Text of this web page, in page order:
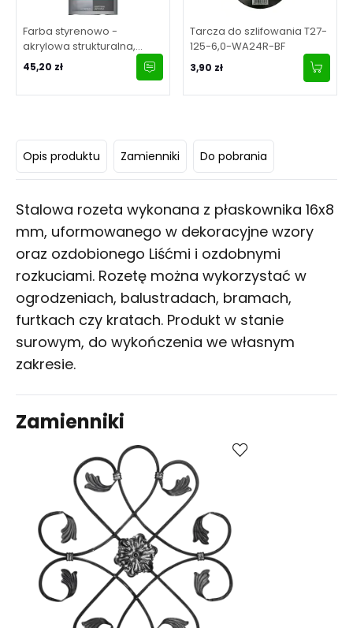
Farba styrenowo -
akrylowa strukturalna,
grafit antyczny 1 l
45,20 zł
Tarcza do szlifowania T27-
125-6,0-WA24R-BF
3,90 zł
Opis produktu Zamienniki Do pobrania
Stalowa rozeta wykonana z płaskownika 16x8
mm, uformowanego w dekoracyjne wzory
oraz ozdobionego Liśćmi i ozdobnymi
rozkuciami. Rozetę można wykorzystać w
ogrodzeniach, balustradach, bramach,
furtkach czy kratach. Produkt w stanie
surowym, do wykończenia we własnym
zakresie.
Zamienniki
Kup